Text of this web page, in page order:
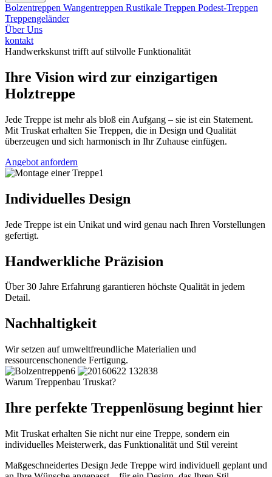
Bolzentreppen Wangentreppen Rustikale Treppen Podest-Treppen
Treppengeländer
Über Uns
kontakt
Handwerkskunst trifft auf stilvolle Funktionalität
Ihre Vision wird zur einzigartigen
Holztreppe
Jede Treppe ist mehr als bloß ein Aufgang – sie ist ein Statement.
Mit Truskat erhalten Sie Treppen, die in Design und Qualität
überzeugen und sich harmonisch in Ihr Zuhause einfügen.
Angebot anfordern
Individuelles Design
Jede Treppe ist ein Unikat und wird genau nach Ihren Vorstellungen
gefertigt.
Handwerkliche Präzision
Über 30 Jahre Erfahrung garantieren höchste Qualität in jedem
Detail.
Nachhaltigkeit
Wir setzen auf umweltfreundliche Materialien und
ressourcenschonende Fertigung.
Warum Treppenbau Truskat?
Ihre perfekte Treppenlösung beginnt hier
Mit Truskat erhalten Sie nicht nur eine Treppe, sondern ein
individuelles Meisterwerk, das Funktionalität und Stil vereint
Maßgeschneidertes Design Jede Treppe wird individuell geplant und